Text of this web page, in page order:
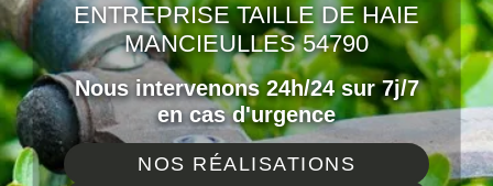
ENTREPRISE TAILLE DE HAIE
MANCIEULLES 54790
Nous intervenons 24h/24 sur 7j/7
en cas d'urgence
NOS RÉALISATIONS